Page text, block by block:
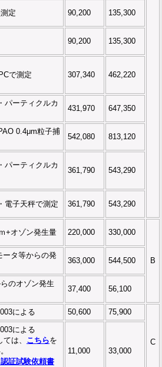
定 90,200 135,300
90,200 135,300
で測定 307,340 462,220
パーティクルカ
431,970 647,350
0.4μm粒子捕
542,080 813,120
パーティクルカ
361,790 543,290
電子天秤で測定 361,790 543,290
+オゾン発生量 220,000 330,000
B
ータ等からの発
363,000 544,500
のオゾン発生
37,400 56,100
による 50,600 75,900
C
による
は、 こちらを
証試験依頼書
11,000 33,000